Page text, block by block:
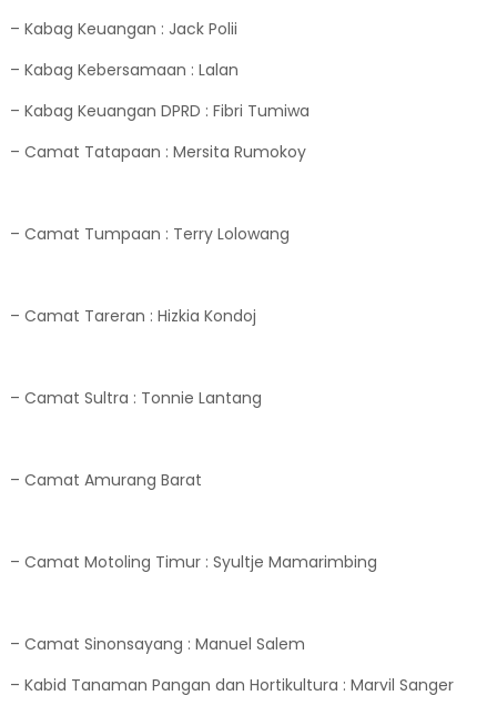
– Kabag Keuangan : Jack Polii
– Kabag Kebersamaan : Lalan
– Kabag Keuangan DPRD : Fibri Tumiwa
– Camat Tatapaan : Mersita Rumokoy
– Camat Tumpaan : Terry Lolowang
– Camat Tareran : Hizkia Kondoj
– Camat Sultra : Tonnie Lantang
– Camat Amurang Barat
– Camat Motoling Timur : Syultje Mamarimbing
– Camat Sinonsayang : Manuel Salem
– Kabid Tanaman Pangan dan Hortikultura : Marvil Sanger